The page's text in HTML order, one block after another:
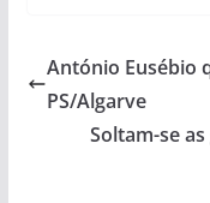
António Eusébio
PS/Algarve
Soltam-se